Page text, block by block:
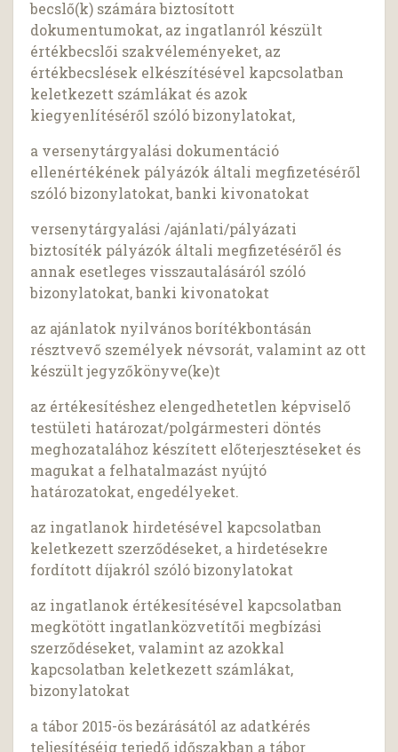
becslő(k) számára biztosított
dokumentumokat, az ingatlanról készült
értékbecslői szakvéleményeket, az
értékbecslések elkészítésével kapcsolatban
keletkezett számlákat és azok
kiegyenlítéséről szóló bizonylatokat,
a versenytárgyalási dokumentáció
ellenértékének pályázók általi megfizetéséről
szóló bizonylatokat, banki kivonatokat
versenytárgyalási /ajánlati/pályázati
biztosíték pályázók általi megfizetéséről és
annak esetleges visszautalásáról szóló
bizonylatokat, banki kivonatokat
az ajánlatok nyilvános borítékbontásán
résztvevő személyek névsorát, valamint az ott
készült jegyzőkönyve(ke)t
az értékesítéshez elengedhetetlen képviselő
testületi határozat/polgármesteri döntés
meghozatalához készített előterjesztéseket és
magukat a felhatalmazást nyújtó
határozatokat, engedélyeket.
az ingatlanok hirdetésével kapcsolatban
keletkezett szerződéseket, a hirdetésekre
fordított díjakról szóló bizonylatokat
az ingatlanok értékesítésével kapcsolatban
megkötött ingatlanközvetítői megbízási
szerződéseket, valamint az azokkal
kapcsolatban keletkezett számlákat,
bizonylatokat
a tábor 2015-ös bezárásától az adatkérés
teljesítéséig terjedő időszakban a tábor